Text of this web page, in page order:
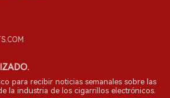
para recibir noticias semanales sobre las
la industria de los cigarrillos electrónicos.